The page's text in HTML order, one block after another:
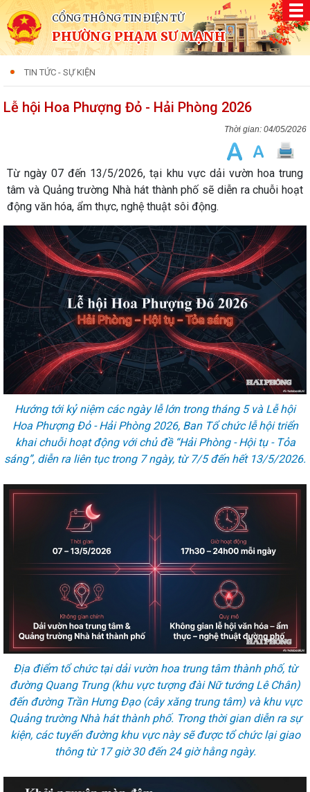
CỔNG THÔNG TIN ĐIỆN TỬ
PHƯỜNG PHẠM SƯ MẠNH
TIN TỨC - SỰ KIỆN
Lễ hội Hoa Phượng Đỏ - Hải Phòng 2026
04/05/2026
Từ ngày 07 đến 13/5/2026, tại khu vực dải vườn hoa trung
tâm và Quảng trường Nhà hát thành phố sẽ diễn ra chuỗi hoạt
động văn hóa, ẩm thực, nghệ thuật sôi động.
Hướng tới kỷ niệm các ngày lễ lớn trong tháng 5 và Lễ hội
Hoa Phượng Đỏ - Hải Phòng 2026, Ban Tổ chức lễ hội triển
khai chuỗi hoạt động với chủ đề “Hải Phòng - Hội tụ - Tỏa
sáng”, diễn ra liên tục trong 7 ngày, từ 7/5 đến hết 13/5/2026.
Địa điểm tổ chức tại dải vườn hoa trung tâm thành phố, từ
đường Quang Trung (khu vực tượng đài Nữ tướng Lê Chân)
đến đường Trần Hưng Đạo (cây xăng trung tâm) và khu vực
Quảng trường Nhà hát thành phố. Trong thời gian diễn ra sự
kiện, các tuyến đường khu vực này sẽ được tổ chức lại giao
thông từ 17 giờ 30 đến 24 giờ hằng ngày.